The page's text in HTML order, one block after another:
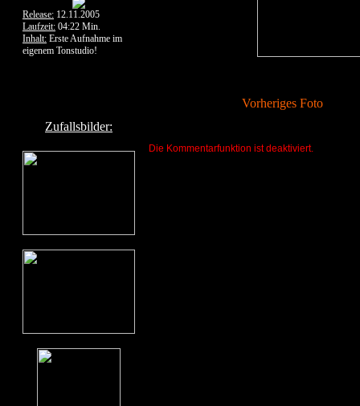
Release: 12.11.2005
Laufzeit: 04:22 Min.
Inhalt: Erste Aufnahme im
eigenem Tonstudio!
Zufallsbilder:
Vorheriges Foto
Die Kommentarfunktion ist deaktiviert.